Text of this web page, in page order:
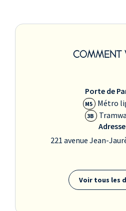
COMMENT
Porte de
M5 Métro
3B
Adresse
221 avenue Jean-
Voir tous les